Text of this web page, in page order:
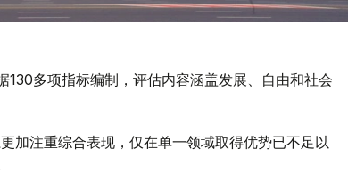
多项指标编制，评估内容涵盖发展、自由和社会
加注重综合表现，仅在单一领域取得优势已不足以